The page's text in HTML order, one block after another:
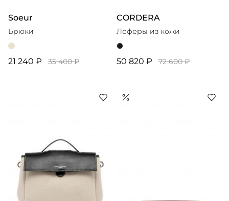
Soeur
Брюки
21 240 ₽ 35 400 ₽
CORDERA
Лоферы из кожи
50 820 ₽ 72 600 ₽